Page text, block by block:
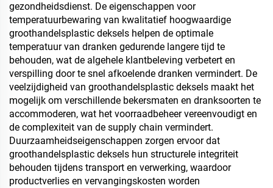
gezondheidsdienst. De eigenschappen voor
temperatuurbewaring van kwalitatief hoogwaardige
groothandelsplastic deksels helpen de optimale
temperatuur van dranken gedurende langere tijd te
behouden, wat de algehele klantbeleving verbetert en
verspilling door te snel afkoelende dranken vermindert. De
veelzijdigheid van groothandelsplastic deksels maakt het
mogelijk om verschillende bekersmaten en dranksoorten te
accommoderen, wat het voorraadbeheer vereenvoudigt en
de complexiteit van de supply chain vermindert.
Duurzaamheidseigenschappen zorgen ervoor dat
groothandelsplastic deksels hun structurele integriteit
behouden tijdens transport en verwerking, waardoor
productverlies en vervangingskosten worden